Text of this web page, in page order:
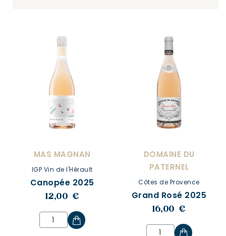
MAS MAGNAN
IGP Vin de l'Hérault
Canopée 2025
12,00 €
DOMAINE DU
PATERNEL
Côtes de Provence
Grand Rosé 2025
16,00 €